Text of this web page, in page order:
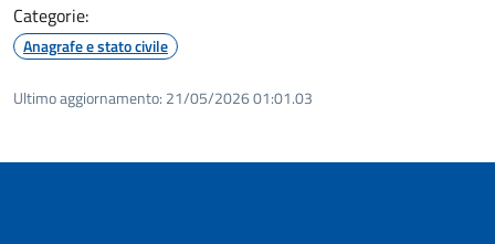
Categorie:
Anagrafe e stato civile
Ultimo aggiornamento: 21/05/2026 01:01.03